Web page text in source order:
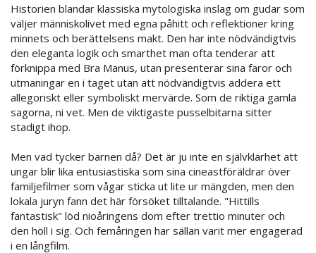
Historien blandar klassiska mytologiska inslag om gudar som
väljer människolivet med egna påhitt och reflektioner kring
minnets och berättelsens makt. Den har inte nödvändigtvis
den eleganta logik och smarthet man ofta tenderar att
förknippa med Bra Manus, utan presenterar sina faror och
utmaningar en i taget utan att nödvändigtvis addera ett
allegoriskt eller symboliskt mervärde. Som de riktiga gamla
sagorna, ni vet. Men de viktigaste pusselbitarna sitter
stadigt ihop.
Men vad tycker barnen då? Det är ju inte en självklarhet att
ungar blir lika entusiastiska som sina cineastföräldrar över
familjefilmer som vågar sticka ut lite ur mängden, men den
lokala juryn fann det här försöket tilltalande. "Hittills
fantastisk" löd nioåringens dom efter trettio minuter och
den höll i sig. Och femåringen har sällan varit mer engagerad
i en långfilm.